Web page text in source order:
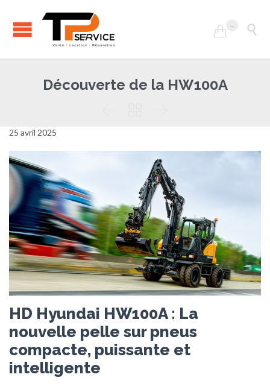
 
Découverte de la HW100A
25 avril 2025
HD Hyundai HW100A : La
nouvelle pelle sur pneus
compacte, puissante et
intelligente